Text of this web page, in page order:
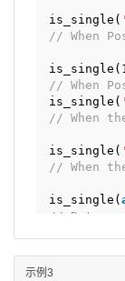
is_single(
// When
// When
is_single(
// When
is_single(
// When
is_single(
//
示例3